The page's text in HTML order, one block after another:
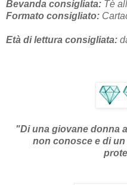
Bevanda consigliata: Tè
Formato consigliato:
Età di lettura consigliata:
"Di una giovane donna
non conosce e di